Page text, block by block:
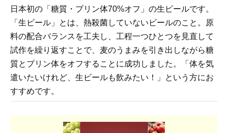
日本初の「糖質・プリン体70%オフ」の生ビールです。
「生ビール」とは、熱殺菌していないビールのこと。原
料の配合バランスを工夫し、工程一つひとつを見直して
試作を繰り返すことで、麦のうまみを引き出しながら糖
質とプリン体をオフすることに成功しました。「体を気
遣いたいけれど、生ビールも飲みたい！」という方にお
すすめです。